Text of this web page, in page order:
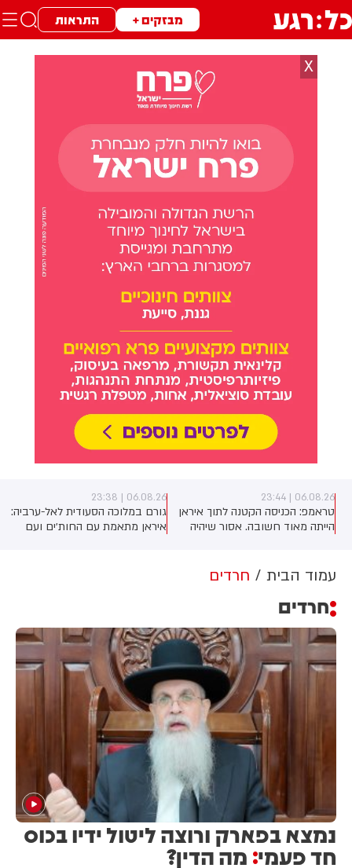
מבזקים + התראות
X
06.08.26 | 23:44
טראמפ: הכניסה הקטנה לתוך איראן
הייתה מאוד חשובה. אסור שיהיה
06.08.26 | 23:38
גורם במלוכה הסעודית לאל-ערביה:
איראן מתאמת עם החות׳ים ועם
עמוד הבית חרדים
חרדים
נמצא בפארק ורוצה ליטול ידיו בכוס
חד פעמי: מה הדין?